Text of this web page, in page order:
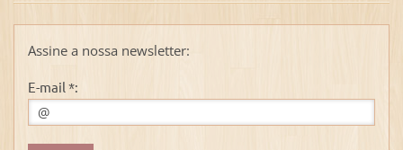
Assine a nossa newsletter:
E-mail *: